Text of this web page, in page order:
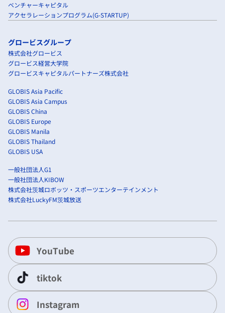
ベンチャーキャピタル
アクセラレーションプログラム(G-STARTUP)
グロービスグループ
株式会社グロービス
グロービス経営大学院
グロービスキャピタルパートナーズ株式会社
GLOBIS Asia Pacific
GLOBIS Asia Campus
GLOBIS China
GLOBIS Europe
GLOBIS Manila
GLOBIS Thailand
GLOBIS USA
一般社団法人G1
一般社団法人KIBOW
株式会社茨城ロボッツ・スポーツエンターテインメント
株式会社LuckyFM茨城放送
YouTube
tiktok
Instagram